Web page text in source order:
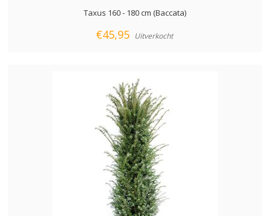
Taxus 160 - 180 cm (Baccata)
€45,95 Uitverkocht